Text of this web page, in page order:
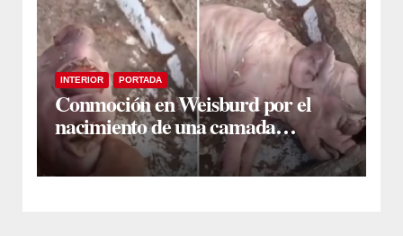
INTERIOR PORTADA
Conmoción en Weisburd por el
nacimiento de una camada
lechones con graves deformaciones